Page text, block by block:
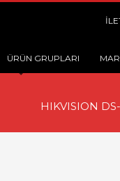
ÜRÜN GRUPLARI
HIKVISION